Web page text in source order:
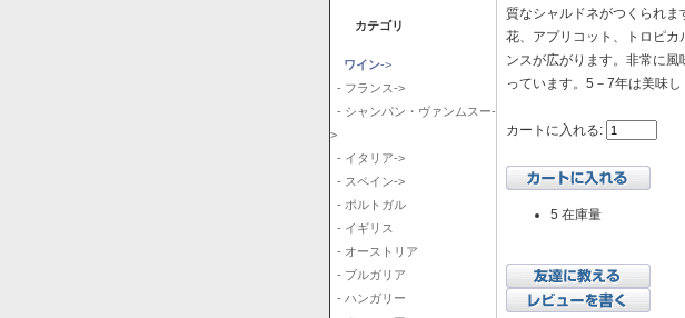
カテゴリ
ワイン->
- フランス->
- シャンパン・ヴァンムスー-
>
- イタリア->
- スペイン->
- ポルトガル
- イギリス
- オーストリア
- ブルガリア
- ハンガリー
質なシャルドネがつくられ
花、アプリコット、トロピ
ンスが広がります。非常に
っています。5－7年は美味し
カートに入れる:
5 在庫量